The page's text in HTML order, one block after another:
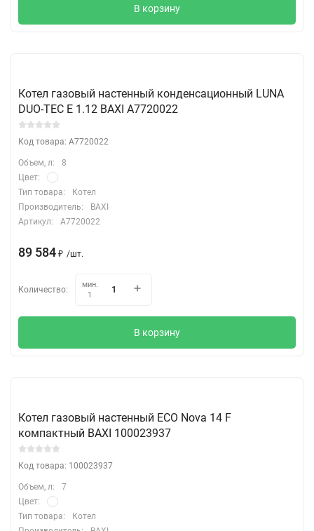
В корзину
Котел газовый настенный конденсационный LUNA
DUO-TEC E 1.12 BAXI A7720022
Код товара: A7720022
Объем, л:
8
Цвет:
Тип товара:
Котел
Производитель:
BAXI
Артикул:
A7720022
89 584 ₽ /шт.
Количество:
мин.
1
В корзину
Котел газовый настенный ECO Nova 14 F
компактный BAXI 100023937
Код товара: 100023937
Объем, л:
7
Цвет:
Тип товара:
Котел